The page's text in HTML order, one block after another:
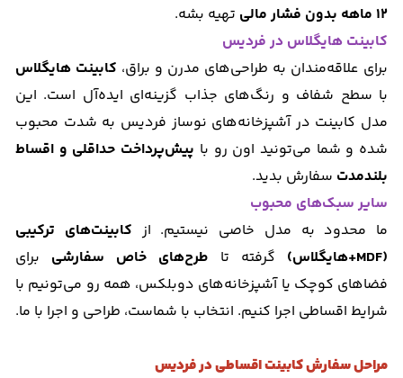
۱۲ ماهه بدون فشار مالی
تهیه بشه.
کابینت هایگلاس در فردیس
برای علاقه‌مندان به طراحی‌های مدرن و براق، کابینت هایگلاس
با سطح شفاف و رنگ‌های جذاب گزینه‌ای ایده‌آل است. این
مدل کابینت در آشپزخانه‌های نوساز فردیس به شدت محبوب
شده و شما می‌تونید اون رو با پیش‌پرداخت حداقلی و اقساط
بلندمدت سفارش بدید.
سایر سبک‌های محبوب
ما محدود به مدل خاصی نیستیم. از کابینت‌های ترکیبی
(MDF+هایگلاس)
گرفته تا طرح‌های خاص سفارشی برای
فضاهای کوچک یا آشپزخانه‌های دوبلکس، همه رو می‌تونیم با
شرایط اقساطی اجرا کنیم. انتخاب با شماست، طراحی و اجرا با ما.
مراحل سفارش کابینت اقساطی در فردیس